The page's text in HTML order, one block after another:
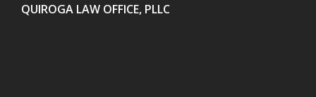
QUIROGA LAW OFFICE, PLLC